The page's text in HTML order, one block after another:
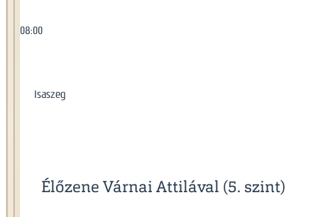
08:00
Isaszeg
Élőzene Várnai Attilával (5. szint)